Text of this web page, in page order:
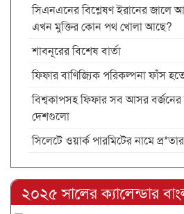
সিএনএনের বিশ্লেষণ ইরানের জালে
এখন মুক্তির কোন পথ খোলা আছে?
শাবনূরের বিশেষ বার্তা
ফিফার বাণিজ্যিক পরিকল্পনা ফাঁস
বিশ্বকাপসহ ফিফার সব আসর বর্জনের
দেশগুলো
সিলেটে ওয়ার্ক পারমিটের নামে
২০২৫ সালের ক্যালেন্ডার